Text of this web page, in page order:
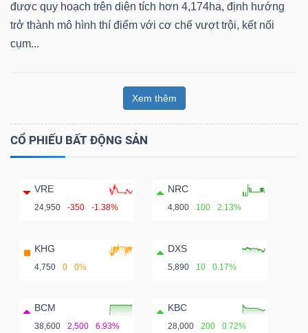
được quy hoạch trên diện tích hơn 4,174ha, định hướng
trở thành mô hình thí điểm với cơ chế vượt trội, kết nối
cụm...
Xem thêm
CỔ PHIẾU BẤT ĐỘNG SẢN
VRE
24,950 -350 -1.38%
NRC
4,800 100 2.13%
KHG
4,750 0 0%
DXS
5,890 10 0.17%
BCM
38,600 2,500 6.93%
KBC
28,000 200 0.72%